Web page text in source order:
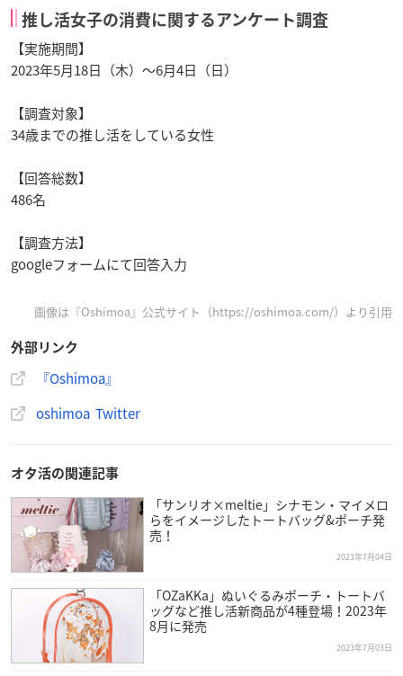
推し活女子の消費に関するアンケート調査
【実施期間】
2023年5月18日（木）～6月4日（日）
【調査対象】
34歳までの推し活をしている女性
【回答総数】
486名
【調査方法】
googleフォームにて回答入力
画像は『Oshimoa』公式サイト（https://oshimoa.com/）より引用
外部リンク
『Oshimoa』
oshimoa Twitter
オタ活の関連記事
「サンリオ×meltie」シナモン・マイメロ
らをイメージしたトートバッグ&ポーチ発
売！
2023年7月04日
「OZaKKa」ぬいぐるみポーチ・トートバ
ッグなど推し活新商品が4種登場！2023年
8月に発売
2023年7月03日